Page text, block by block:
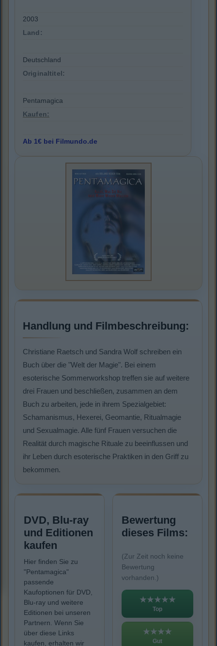
2003
Land:
Deutschland
Originaltitel:
Pentamagica
Kaufen:
Ab 1€ bei Filmundo.de
Handlung und Filmbeschreibung:
Christiane Raetsch und Sandra Wolf schreiben ein
Buch über die "Welt der Magie". Bei einem
esoterische Sommerworkshop treffen sie auf weitere
drei Frauen und beschließen, zusammen an dem
Buch zu arbeiten, jede in ihrem Spezialgebiet:
Schamanismus, Hexerei, Geomantie, Ritualmagie
und Sexualmagie. Alle fünf Frauen versuchen die
Realität durch magische Rituale zu beeinflussen und
ihr Leben durch esoterische Praktiken in den Griff zu
bekommen.
DVD, Blu-ray
und Editionen
kaufen
Hier finden Sie zu
"Pentamagica"
passende
Kaufoptionen für DVD,
Blu-ray und weitere
Editionen bei unseren
Partnern. Wenn Sie
über diese Links
kaufen, erhalten wir
Bewertung
dieses Films:
(Zur Zeit noch keine
Bewertung
vorhanden.)
★★★★★
Top
★★★★
Gut